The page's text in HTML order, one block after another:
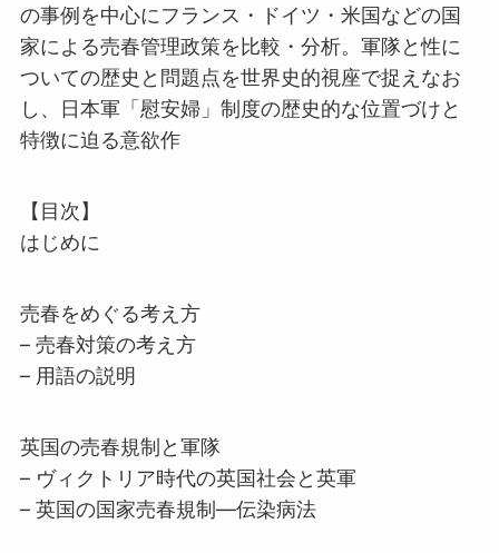
の事例を中心にフランス・ドイツ・米国などの国
家による売春管理政策を比較・分析。軍隊と性に
ついての歴史と問題点を世界史的視座で捉えなお
し、日本軍「慰安婦」制度の歴史的な位置づけと
特徴に迫る意欲作
【目次】
はじめに
売春をめぐる考え方
– 売春対策の考え方
– 用語の説明
英国の売春規制と軍隊
– ヴィクトリア時代の英国社会と英軍
– 英国の国家売春規制―伝染病法